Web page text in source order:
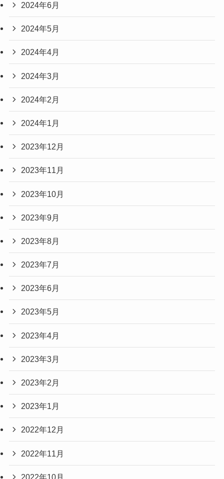
2024年6月
2024年5月
2024年4月
2024年3月
2024年2月
2024年1月
2023年12月
2023年11月
2023年10月
2023年9月
2023年8月
2023年7月
2023年6月
2023年5月
2023年4月
2023年3月
2023年2月
2023年1月
2022年12月
2022年11月
2022年10月